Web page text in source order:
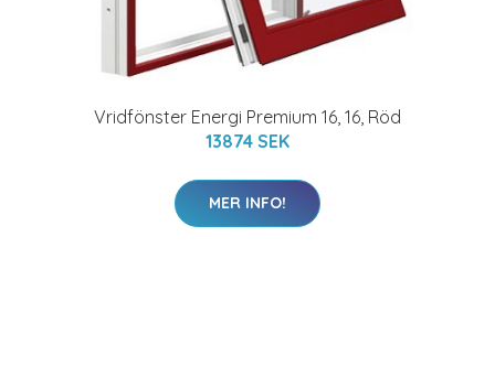
Vridfönster Energi Premium 16, 16, Röd
13874 SEK
MER INFO!